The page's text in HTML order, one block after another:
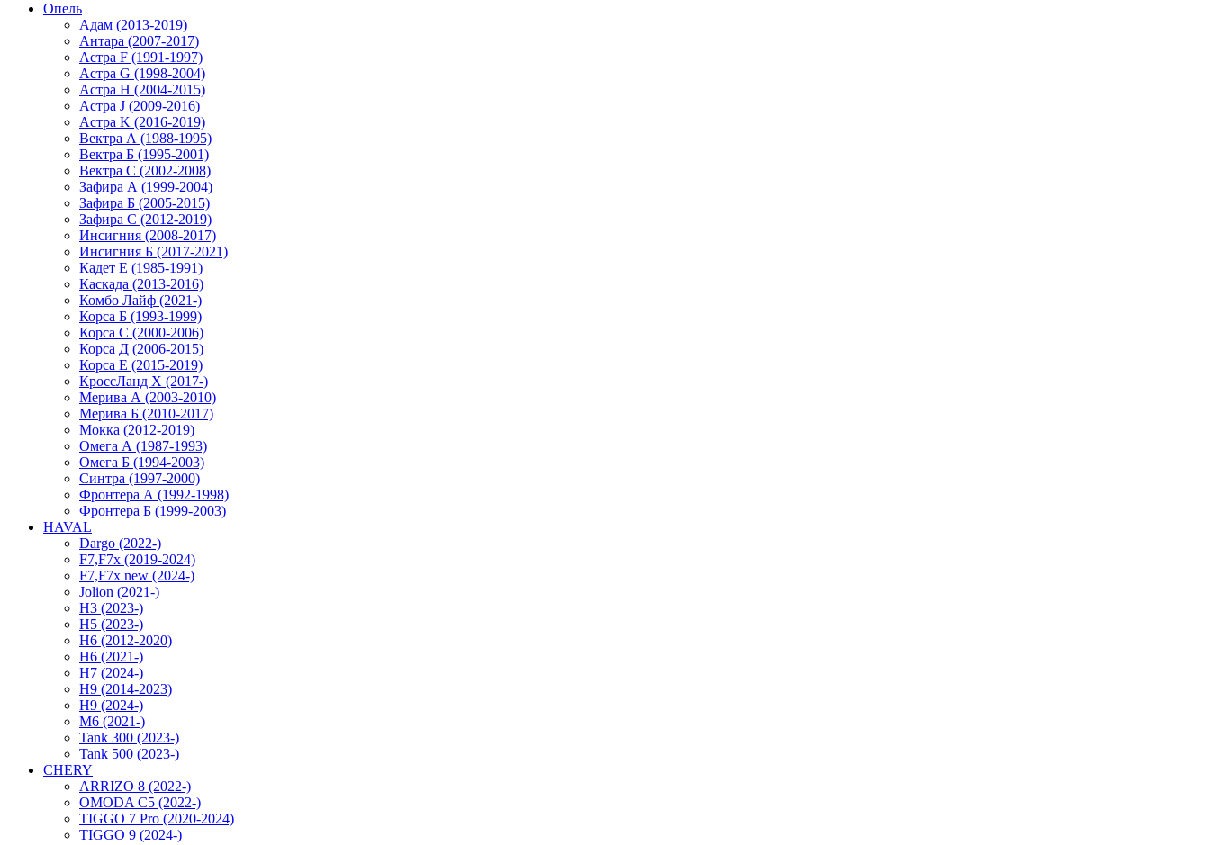
Опель
Адам (2013-2019)
Антара (2007-2017)
Астра F (1991-1997)
Астра G (1998-2004)
Астра H (2004-2015)
Астра J (2009-2016)
Астра K (2016-2019)
Вектра А (1988-1995)
Вектра Б (1995-2001)
Вектра С (2002-2008)
Зафира А (1999-2004)
Зафира Б (2005-2015)
Зафира С (2012-2019)
Инсигния (2008-2017)
Инсигния Б (2017-2021)
Кадет Е (1985-1991)
Каскада (2013-2016)
Комбо Лайф (2021-)
Корса Б (1993-1999)
Корса С (2000-2006)
Корса Д (2006-2015)
Корса E (2015-2019)
КроссЛанд X (2017-)
Мерива А (2003-2010)
Мерива Б (2010-2017)
Мокка (2012-2019)
Омега А (1987-1993)
Омега Б (1994-2003)
Синтра (1997-2000)
Фронтера А (1992-1998)
Фронтера Б (1999-2003)
HAVAL
Dargo (2022-)
F7,F7x (2019-2024)
F7,F7x new (2024-)
Jolion (2021-)
H3 (2023-)
H5 (2023-)
H6 (2012-2020)
H6 (2021-)
H7 (2024-)
H9 (2014-2023)
H9 (2024-)
M6 (2021-)
Tank 300 (2023-)
Tank 500 (2023-)
CHERY
ARRIZO 8 (2022-)
OMODA C5 (2022-)
TIGGO 7 Pro (2020-2024)
TIGGO 9 (2024-)